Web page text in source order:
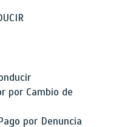
por Cambio de
por Denuncia